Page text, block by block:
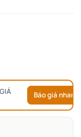
để hiện đúng
Báo giá